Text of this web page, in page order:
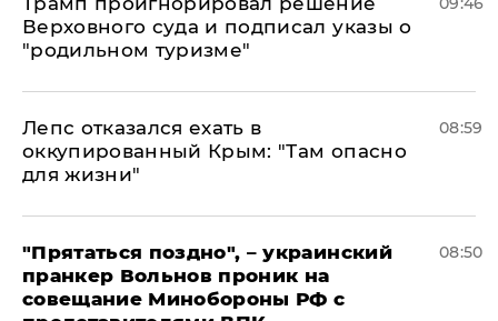
Верховного суда и подписал указы о
"родильном туризме"
Лепс отказался ехать в
оккупированный Крым: "Там опасно
для жизни"
08:59
"Прятаться поздно", – украинский
пранкер Вольнов проник на
совещание Минобороны РФ с
08:50